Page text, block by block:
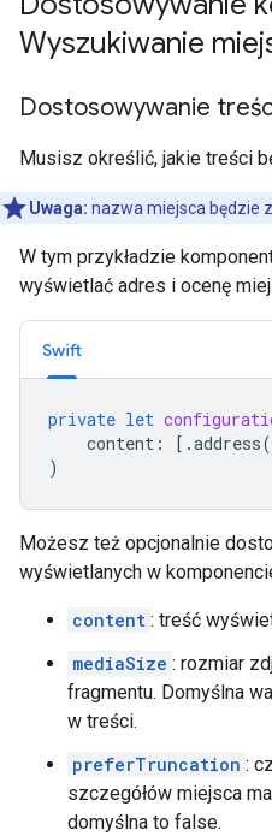
Wyszukiwanie
Dostosowywanie
Musisz określić, jakie treści
Uwaga: nazwa miejsca będzie
W tym przykładzie
wyświetlać adres i ocenę
Swift
private let
content : [.address
)
Możesz też opcjonalnie
wyświetlanych w
content : treść
mediaSize : rozmiar
fragmentu. Domyślna
w treści.
preferTruncation :
szczegółów miejsca
domyślna to false.